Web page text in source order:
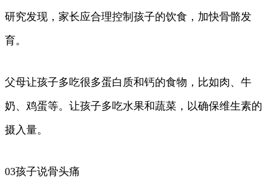
研究发现，家长应合理控制孩子的饮食，加快骨骼发
育。
父母让孩子多吃很多蛋白质和钙的食物，比如肉、牛
奶、鸡蛋等。让孩子多吃水果和蔬菜，以确保维生素的
摄入量。
03孩子说骨头痛